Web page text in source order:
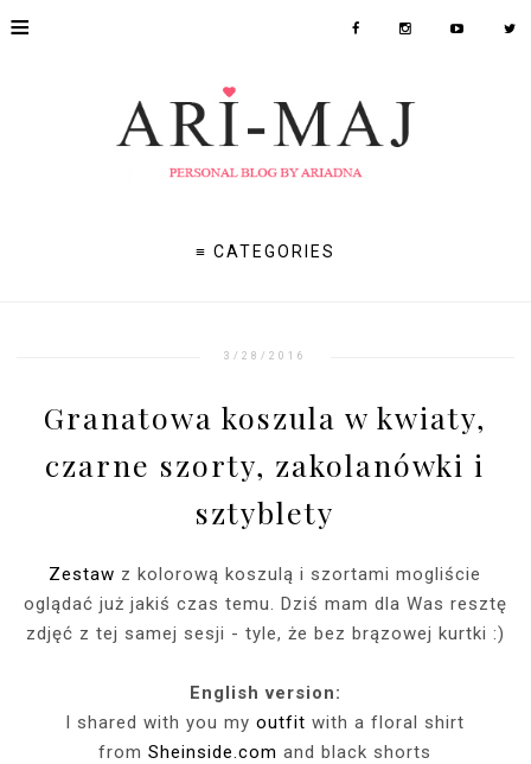
≡
≡ CATEGORIES
3/28/2016
Granatowa koszula w kwiaty,
czarne szorty, zakolanówki i
sztyblety
Zestaw z kolorową koszulą i szortami mogliście
oglądać już jakiś czas temu. Dziś mam dla Was resztę
zdjęć z tej samej sesji - tyle, że bez brązowej kurtki :)
English version:
I shared with you myoutfitwith a floral shirt
fromSheinside.com and black shorts